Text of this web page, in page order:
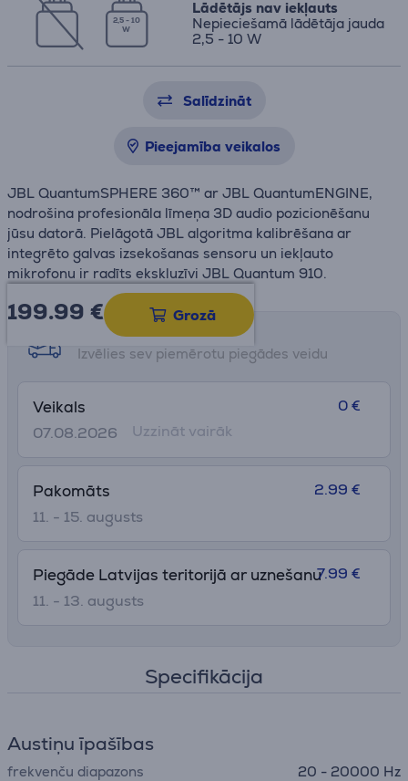
2,5 - 10
W
Lādētājs nav iekļauts
Nepieciešamā lādētāja jauda
2,5 - 10 W
Salīdzināt
Pieejamība veikalos
JBL QuantumSPHERE 360™ ar JBL QuantumENGINE,
nodrošina profesionāla līmeņa 3D audio pozicionēšanu
jūsu datorā. Pielāgotā JBL algoritma kalibrēšana ar
integrēto galvas izsekošanas sensoru un iekļauto
mikrofonu ir radīts ekskluzīvi JBL Quantum 910.
199.99 € Grozā
Saņemšanas iespējas
Izvēlies sev piemērotu piegādes veidu
Veikals
07.08.2026
0 €
Uzzināt vairāk
Pakomāts
11. - 15. augusts
2.99 €
Piegāde Latvijas teritorijā ar uznešanu
11. - 13. augusts
7.99 €
Specifikācija
Austiņu īpašības
frekvenču diapazons
20 - 20000 Hz